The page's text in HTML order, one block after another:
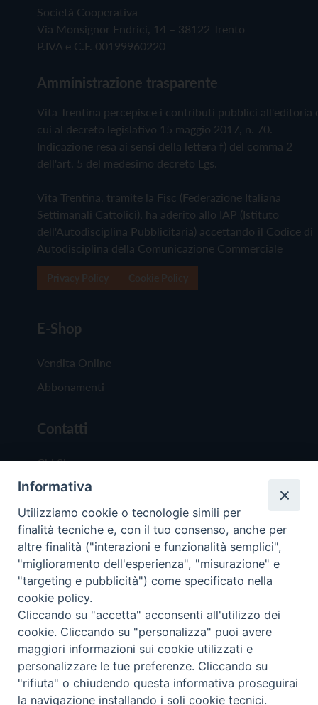
Società Cooperativa
Via Monsignor Endrici, 14 – 38122 Trento
P.IVA e C.F. 00199960220
Amministrazione trasparente
Vita Trentina percepisce i contributi pubblici all'editoria
cui al decreto legislativo 15 maggio 2017, n. 70.
Indicazione resa ai sensi della lettera f) del comma 2
dell'art. 5 del medesimo decreto Lgs.
Vita Trentina, tramite la Fisc (Federazione Italiana
Settimanali Cattolici), ha aderito allo IAP (Istituto
dell'Autodisciplina Pubblicitaria) accettando il Codice di
Autodisciplina della Comunicazione Commerciale
E-Shop
Vendita Online
Abbonamenti
Contatti
Chi Siamo
Redazione
Scrivici
Copyright © 2019 - Tutti i diritti riservati - Vita
Trentina Editrice
Privacy Policy
Torna
Informativa
Utilizziamo cookie o tecnologie simili per
finalità tecniche e, con il tuo consenso, anche per
altre finalità ("interazioni e funzionalità semplici",
"miglioramento dell'esperienza", "misurazione" e
"targeting e pubblicità") come specificato nella
cookie policy.
Cliccando su "accetta" acconsenti all'utilizzo dei
cookie. Cliccando su "personalizza" puoi avere
maggiori informazioni sui cookie utilizzati e
personalizzare le tue preferenze. Cliccando su
"rifiuta" o chiudendo questa informativa proseguirai
la navigazione installando i soli cookie tecnici.